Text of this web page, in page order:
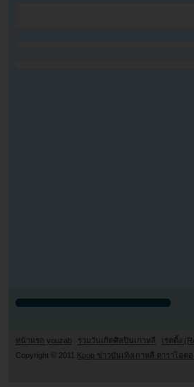
หน้าแรก youzab รวมวันเกิดศิลปินเกาหลี เรตติ้ง
Copyright © 2011 Kpop ข่าวบันเทิงเกาหลี ดาราไอ